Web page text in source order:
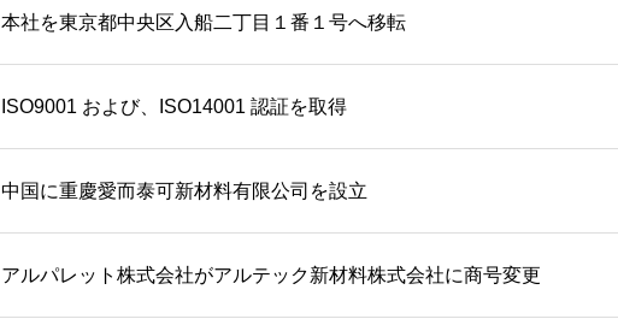
本社を東京都中央区入船二丁目１番１号へ移転
ISO9001 および、ISO14001 認証を取得
中国に重慶愛而泰可新材料有限公司を設立
アルパレット株式会社がアルテック新材料株式会社に商号変更